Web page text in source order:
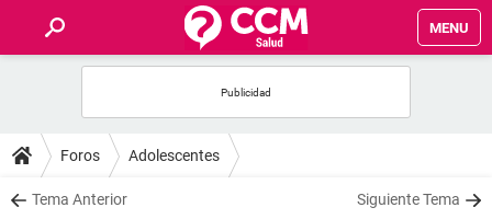
MENU
FOROS
SALUD
Foros Adolescentes
Tema Anterior Siguiente Tema